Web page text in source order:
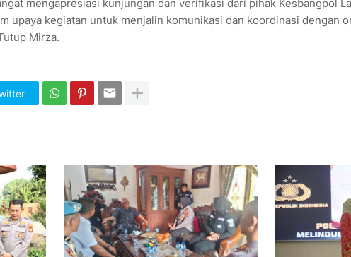
mengapresiasi kunjungan dan verifikasi dari pihak Kesbangpol
upaya kegiatan untuk menjalin komunikasi dan koordinasi dengan
Mirza.